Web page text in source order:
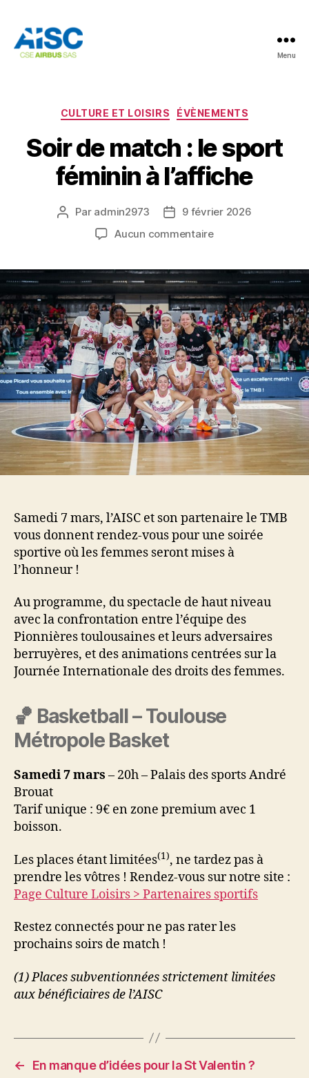
Menu
Catégories
CULTURE ET LOISIRS ÉVÈNEMENTS
Soir de match : le sport
féminin à l’affiche
Auteur
Par admin2973
Date9 février 2026
Aucun commentairesur
match
:
le
sport
féminin
à
l’affiche
Samedi 7 mars, l’AISC et son partenaire le TMB
vous donnent rendez-vous pour une soirée
sportive où les femmes seront mises à
l’honneur !
Au programme, du spectacle de haut niveau
avec la confrontation entre l’équipe des
Pionnières toulousaines et leurs adversaires
berruyères, et des animations centrées sur la
Journée Internationale des droits des femmes.
🏀 Basketball – Toulouse
Métropole Basket
Samedi 7 mars – 20h – Palais des sports André
Brouat
Tarif unique : 9€ en zone premium avec 1
boisson.
Les places étant limitées(1), ne tardez pas à
prendre les vôtres ! Rendez-vous sur notre site :
Page Culture Loisirs > Partenaires sportifs
Restez connectés pour ne pas rater les
prochains soirs de match !
(1) Places subventionnées strictement limitées
aux bénéficiaires de l’AISC
←
En manque d’idées pour la St Valentin ?